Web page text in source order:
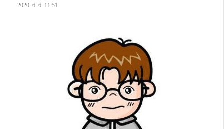
2020. 6. 6. 11:51